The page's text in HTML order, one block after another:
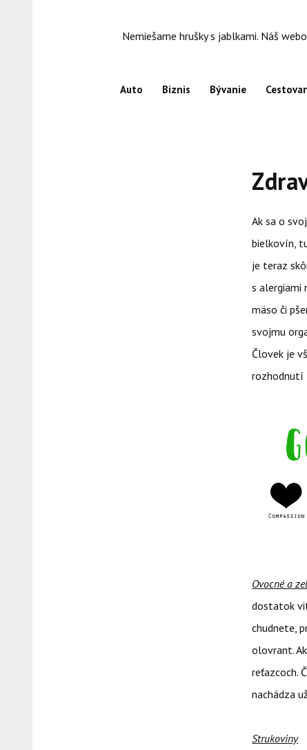
Nemiešame hrušky s jablkami. Náš
Auto Biznis Bývanie
Ak sa o
bielkovín,
je teraz
s alergiami
mäso či
svojmu
Človek je
rozhodnutí
Ovocné a
dostatok
chudnete,
olovrant.
reťazcoch.
nachádza
Strukoviny